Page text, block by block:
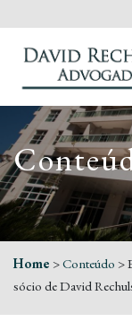
Home >Conteúdo >
sócio de David